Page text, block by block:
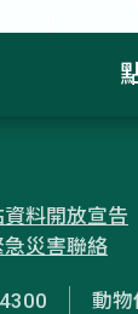
料開放宣告
急災害聯絡
動物